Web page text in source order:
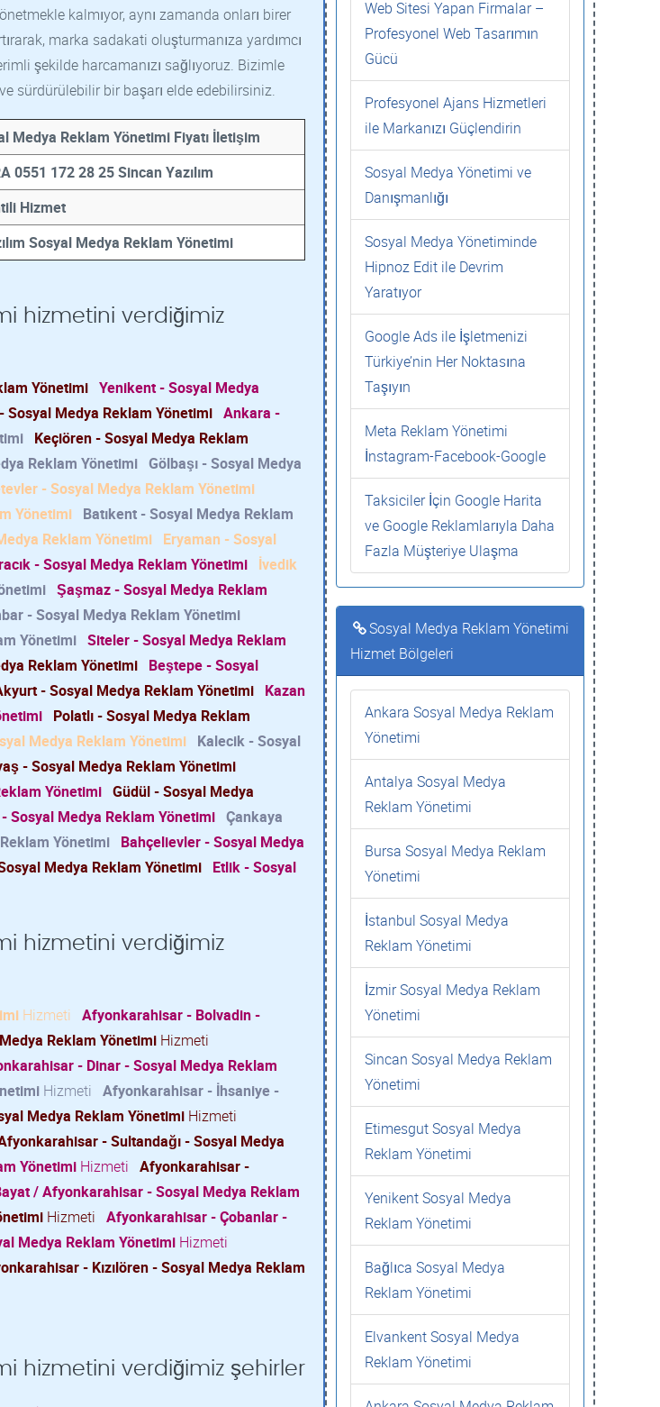
kalmıyor, aynı zamanda onları birer
marka sadakati oluşturmanıza yardımcı
şekilde harcamanızı sağlıyoruz. Bizimle
sürdürülebilir bir başarı elde edebilirsiniz.
Medya Reklam Yönetimi Fiyatı İletişim
0551 172 28 25 Sincan Yazılım
Hizmet
Sosyal Medya Reklam Yönetimi
hizmetini verdiğimiz
Yönetimi Yenikent - Sosyal Medya
Sosyal Medya Reklam Yönetimi Ankara -
Keçiören - Sosyal Medya Reklam
Reklam Yönetimi Gölbaşı - Sosyal Medya
- Sosyal Medya Reklam Yönetimi
Yönetimi Batıkent - Sosyal Medya Reklam
Reklam Yönetimi Eryaman - Sosyal
- Sosyal Medya Reklam Yönetimi İvedik
Şaşmaz - Sosyal Medya Reklam
- Sosyal Medya Reklam Yönetimi
Yönetimi Siteler - Sosyal Medya Reklam
Reklam Yönetimi Beştepe - Sosyal
- Sosyal Medya Reklam Yönetimi Kazan
Polatlı - Sosyal Medya Reklam
Medya Reklam Yönetimi Kalecik - Sosyal
- Sosyal Medya Reklam Yönetimi
Yönetimi Güdül - Sosyal Medya
- Sosyal Medya Reklam Yönetimi Çankaya
Yönetimi Bahçelievler - Sosyal Medya
Medya Reklam Yönetimi Etlik - Sosyal
hizmetini verdiğimiz
Hizmeti Afyonkarahisar - Bolvadin -
Reklam Yönetimi Hizmeti
- Dinar - Sosyal Medya Reklam
Hizmeti Afyonkarahisar - İhsaniye -
Medya Reklam Yönetimi Hizmeti
- Sultandağı - Sosyal Medya
Yönetimi Hizmeti Afyonkarahisar -
/ Afyonkarahisar - Sosyal Medya Reklam
Hizmeti Afyonkarahisar - Çobanlar -
Medya Reklam Yönetimi Hizmeti
- Kızılören - Sosyal Medya Reklam
hizmetini verdiğimiz şehirler
Web Sitesi Yapan Firmalar –
Profesyonel Web Tasarımın
Gücü
Profesyonel Ajans Hizmetleri
ile Markanızı Güçlendirin
Sosyal Medya Yönetimi ve
Danışmanlığı
Sosyal Medya Yönetiminde
Hipnoz Edit ile Devrim
Yaratıyor
Google Ads ile İşletmenizi
Türkiye’nin Her Noktasına
Taşıyın
Meta Reklam Yönetimi
İnstagram-Facebook-Google
Taksiciler İçin Google Harita
ve Google Reklamlarıyla Daha
Fazla Müşteriye Ulaşma
Sosyal Medya Reklam Yönetimi
Hizmet Bölgeleri
Ankara Sosyal Medya Reklam
Yönetimi
Antalya Sosyal Medya
Reklam Yönetimi
Bursa Sosyal Medya Reklam
Yönetimi
İstanbul Sosyal Medya
Reklam Yönetimi
İzmir Sosyal Medya Reklam
Yönetimi
Sincan Sosyal Medya Reklam
Yönetimi
Etimesgut Sosyal Medya
Reklam Yönetimi
Yenikent Sosyal Medya
Reklam Yönetimi
Bağlıca Sosyal Medya
Reklam Yönetimi
Elvankent Sosyal Medya
Reklam Yönetimi